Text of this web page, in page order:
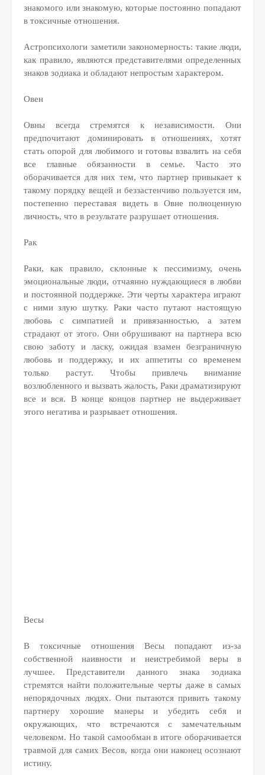
знакомого или знакомую, которые постоянно попадают
в токсичные отношения.
Астропсихологи заметили закономерность: такие люди,
как правило, являются представителями определенных
знаков зодиака и обладают непростым характером.
Овен
Овны всегда стремятся к независимости. Они
предпочитают доминировать в отношениях, хотят
стать опорой для любимого и готовы взвалить на себя
все главные обязанности в семье. Часто это
оборачивается для них тем, что партнер привыкает к
такому порядку вещей и беззастенчиво пользуется им,
постепенно переставая видеть в Овне полноценную
личность, что в результате разрушает отношения.
Рак
Раки, как правило, склонные к пессимизму, очень
эмоциональные люди, отчаянно нуждающиеся в любви
и постоянной поддержке. Эти черты характера играют
с ними злую шутку. Раки часто путают настоящую
любовь с симпатией и привязанностью, а затем
страдают от этого. Они обрушивают на партнера всю
свою заботу и ласку, ожидая взамен безграничную
любовь и поддержку, и их аппетиты со временем
только растут. Чтобы привлечь внимание
возлюбленного и вызвать жалость, Раки драматизируют
все и вся. В конце концов партнер не выдерживает
этого негатива и разрывает отношения.
Весы
В токсичные отношения Весы попадают из-за
собственной наивности и неистребимой веры в
лучшее. Представители данного знака зодиака
стремятся найти положительные черты даже в самых
непорядочных людях. Они пытаются привить такому
партнеру хорошие манеры и убедить себя и
окружающих, что встречаются с замечательным
человеком. Но такой самообман в итоге оборачивается
травмой для самих Весов, когда они наконец осознают
истину.